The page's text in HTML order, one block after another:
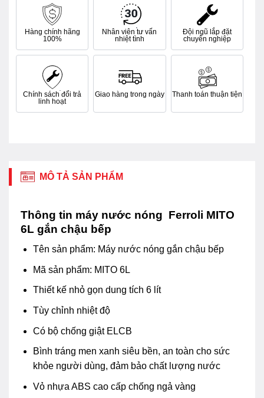
Hàng chính hãng
100%
Nhân viên tư vấn
nhiệt tình
Đội ngũ lắp đặt
chuyên nghiệp
Chính sách đổi trả
linh hoạt
Giao hàng trong ngày Thanh toán thuận tiện
MÔ TẢ SẢN PHẨM
Thông tin máy nước nóng Ferroli MITO
6L gắn chậu bếp
Tên sản phẩm: Máy nước nóng gắn chậu bếp
Mã sản phẩm: MITO 6L
Thiết kế nhỏ gọn dung tích 6 lít
Tùy chỉnh nhiệt độ
Có bộ chống giật ELCB
Bình tráng men xanh siêu bền, an toàn cho sức
khỏe người dùng, đảm bảo chất lượng nước
Vỏ nhựa ABS cao cấp chống ngả vàng